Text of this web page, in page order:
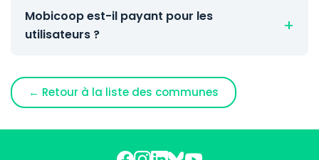
Mobicoop est-il payant pour les
utilisateurs ?
← Retour à la liste des communes